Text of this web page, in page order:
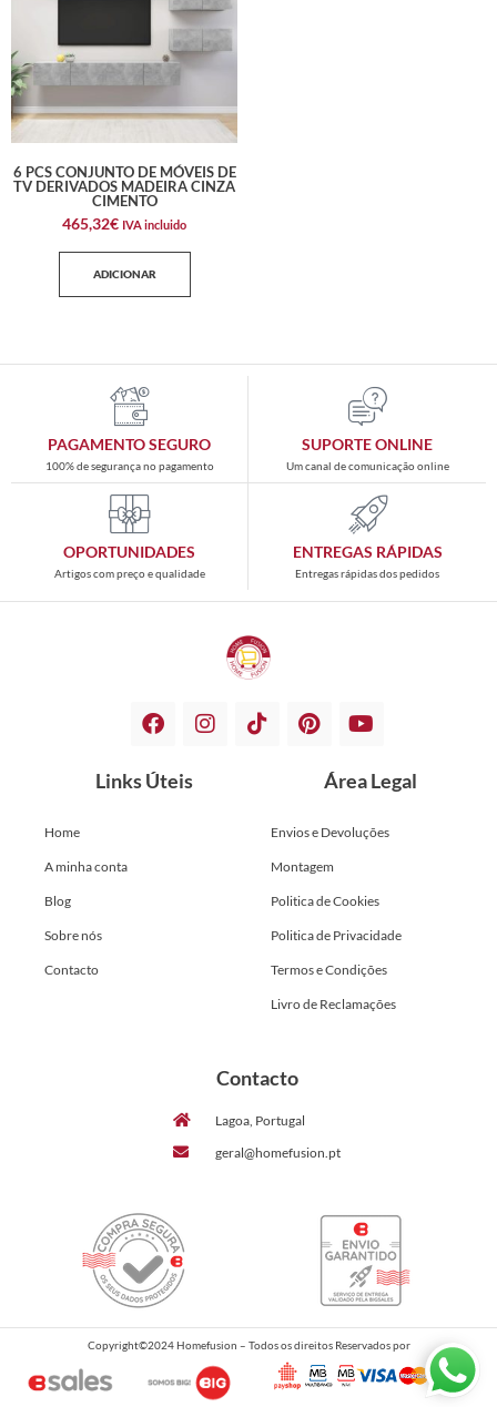
6 PCS CONJUNTO DE MÓVEIS DE
TV DERIVADOS MADEIRA CINZA
CIMENTO
465,32€ IVA incluido
ADICIONAR
PAGAMENTO SEGURO
100% de segurança no pagamento
SUPORTE ONLINE
Um canal de comunicação online
OPORTUNIDADES
Artigos com preço e qualidade
ENTREGAS RÁPIDAS
Entregas rápidas dos pedidos
Links Úteis
Home
A minha conta
Blog
Sobre nós
Contacto
Área Legal
Envios e Devoluções
Montagem
Politica de Cookies
Politica de Privacidade
Termos e Condições
Livro de Reclamações
Contacto
Lagoa, Portugal
geral@homefusion.pt
Copyright©2024 Homefusion – Todos os direitos Reservados por